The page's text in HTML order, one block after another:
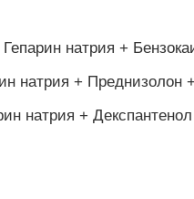
Гепарин натрия +
натрия + Преднизолон
натрия +